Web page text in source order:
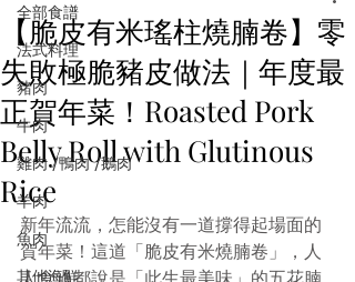
全部食譜
法式料理
豬肉
牛肉
雞肉 /鴨肉 /鵝肉
羊肉
魚肉
其他海鮮
【脆皮有米瑤柱燒腩卷】零
失敗極脆豬皮做法｜年度最
正賀年菜！Roasted Pork
Belly Roll with Glutinous
Rice
新年流流，怎能沒有一道撐得起場面的
賀年菜！這道「脆皮有米燒腩卷」，人